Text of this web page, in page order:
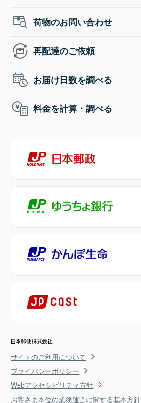
荷物のお問い合わせ
再配達のご依頼
お届け日数を調べる
料金を計算・調べる
サイトのご利用について
プライバシーポリシー
Webアクセシビリティ方針
お客さま本位の業務運営に関する基本方針